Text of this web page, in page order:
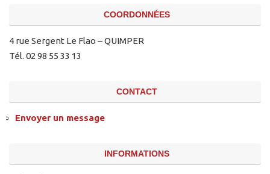
COORDONNÉES
4 rue Sergent Le Flao – QUIMPER
Tél. 02 98 55 33 13
CONTACT
Envoyer un message
INFORMATIONS